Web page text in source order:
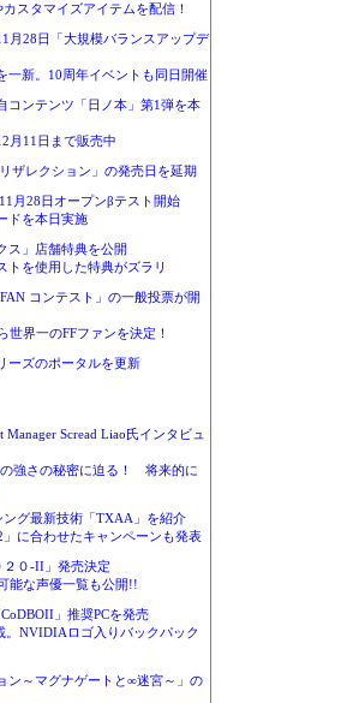
スタマイズアイテムを配信！
月28日「大規模バランスアップデ
一新。10周年イベントも同日開催
コンテンツ「日ノ本」第1弾を本
月11日まで販売中
ザレクション」の発売日を延期
月28日オープンβテスト開始
ドを本日実施
ス」店舗特典を公開
トを使用した特典がズラリ
コンテスト」の一般投票が開
世界一のFFファンを決定！
ーズのポータルを更新
Scread Liao氏インタビュ
強さの秘密に迫る！ 将来的に
グ最新技術「TXAA」を紹介
」に合わせたキャンペーンも発表
２０-II」発売決定
能な声優一覧も公開!!
」推奨PCを発売
。NVIDIAロゴ入りバックパック
ン～マグナゲートと∞迷宮～」の